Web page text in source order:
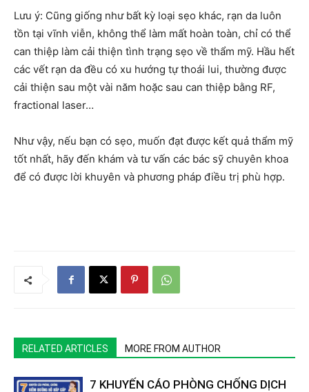
Lưu ý: Cũng giống như bất kỳ loại sẹo khác, rạn da luôn
tồn tại vĩnh viễn, không thể làm mất hoàn toàn, chỉ có thể
can thiệp làm cải thiện tình trạng sẹo về thẩm mỹ. Hầu hết
các vết rạn da đều có xu hướng tự thoái lui, thường được
cải thiện sau một vài năm hoặc sau can thiệp bằng RF,
fractional laser…
Như vậy, nếu bạn có sẹo, muốn đạt được kết quả thẩm mỹ
tốt nhất, hãy đến khám và tư vấn các bác sỹ chuyên khoa
để có được lời khuyên và phương pháp điều trị phù hợp.
RELATED ARTICLES MORE FROM AUTHOR
7 KHUYẾN CÁO PHÒNG CHỐNG DỊCH